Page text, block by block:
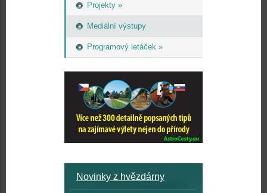
Projekty »
Mediální výstupy
Programový letáček »
Novinky z hvězdárny